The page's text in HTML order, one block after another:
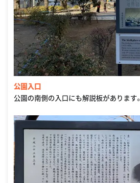
公園入口
公園の南側の入口にも解説板があります。